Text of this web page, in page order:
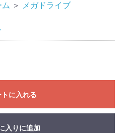
＞ メガドライブ
トに入れる
入りに追加